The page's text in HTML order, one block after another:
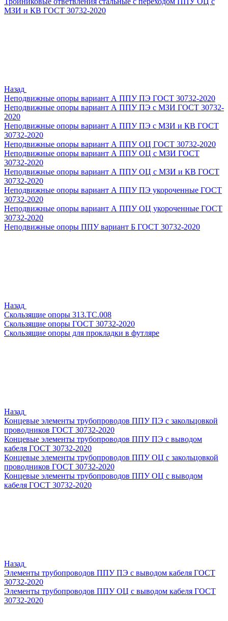
МЗИ и КВ ГОСТ 30732-2020
Назад
Неподвижные опоры вариант А ППУ ПЭ ГОСТ 30732-2020
Неподвижные опоры вариант А ППУ ПЭ с МЗИ ГОСТ 30732-
2020
Неподвижные опоры вариант А ППУ ПЭ с МЗИ и КВ ГОСТ
30732-2020
Неподвижные опоры вариант А ППУ ОЦ ГОСТ 30732-2020
Неподвижные опоры вариант А ППУ ОЦ с МЗИ ГОСТ
30732-2020
Неподвижные опоры вариант А ППУ ОЦ с МЗИ и КВ ГОСТ
30732-2020
Неподвижные опоры вариант А ППУ ПЭ укороченные ГОСТ
30732-2020
Неподвижные опоры вариант А ППУ ОЦ укороченные ГОСТ
30732-2020
Неподвижные опоры ППУ вариант Б ГОСТ 30732-2020
Назад
Скользящие опоры 313.ТС.008
Скользящие опоры ГОСТ 30732-2020
Скользящие опоры для прокладки в футляре
Назад
Концевые элементы трубопроводов ППУ ПЭ с закольцовкой
проводников ГОСТ 30732-2020
Концевые элементы трубопроводов ППУ ПЭ с выводом
кабеля ГОСТ 30732-2020
Концевые элементы трубопроводов ППУ ОЦ с закольцовкой
проводников ГОСТ 30732-2020
Концевые элементы трубопроводов ППУ ОЦ с выводом
кабеля ГОСТ 30732-2020
Назад
Элементы трубопроводов ППУ ПЭ с выводом кабеля ГОСТ
30732-2020
Элементы трубопроводов ППУ ОЦ с выводом кабеля ГОСТ
30732-2020